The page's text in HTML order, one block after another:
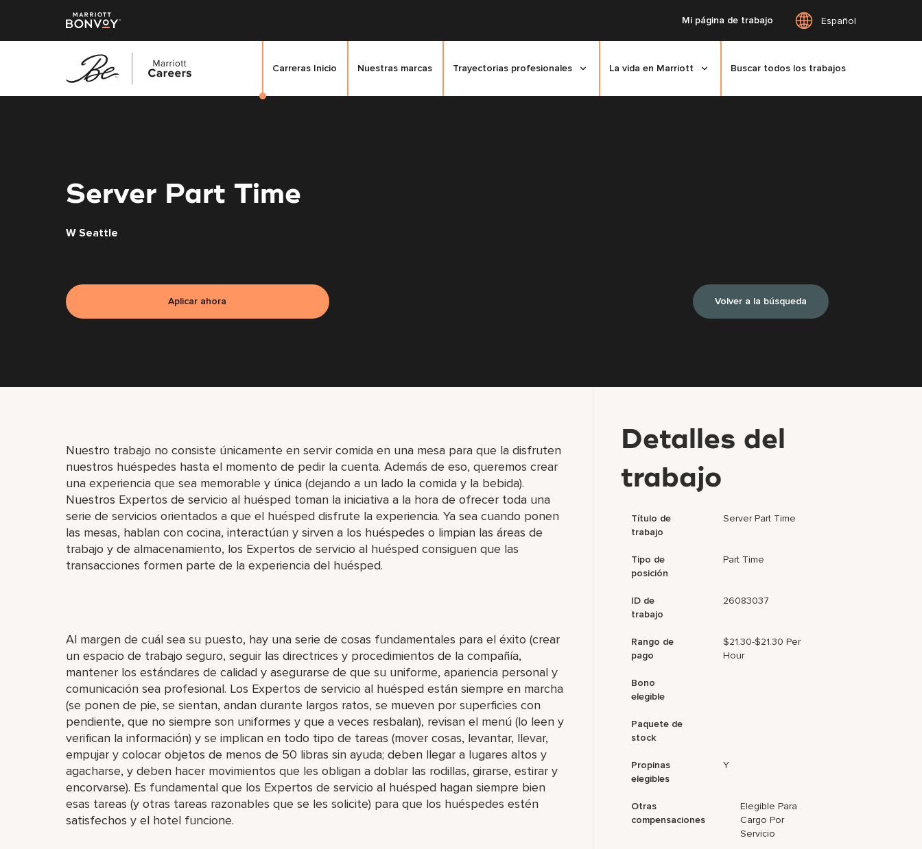
Mi página de trabajo Español
Carreras Inicio Nuestras marcas Trayectorias profesionales La vida en Marriott Buscar todos los trabajos
Server Part Time
W Seattle
Aplicar ahora Volver a la búsqueda
Nuestro trabajo no consiste únicamente en servir comida en una mesa para que la disfruten
nuestros huéspedes hasta el momento de pedir la cuenta. Además de eso, queremos crear
una experiencia que sea memorable y única (dejando a un lado la comida y la bebida).
Nuestros Expertos de servicio al huésped toman la iniciativa a la hora de ofrecer toda una
serie de servicios orientados a que el huésped disfrute la experiencia. Ya sea cuando ponen
las mesas, hablan con cocina, interactúan y sirven a los huéspedes o limpian las áreas de
trabajo y de almacenamiento, los Expertos de servicio al huésped consiguen que las
transacciones formen parte de la experiencia del huésped.
Al margen de cuál sea su puesto, hay una serie de cosas fundamentales para el éxito (crear
un espacio de trabajo seguro, seguir las directrices y procedimientos de la compañía,
mantener los estándares de calidad y asegurarse de que su uniforme, apariencia personal y
comunicación sea profesional. Los Expertos de servicio al huésped están siempre en marcha
(se ponen de pie, se sientan, andan durante largos ratos, se mueven por superficies con
pendiente, que no siempre son uniformes y que a veces resbalan), revisan el menú (lo leen y
verifican la información) y se implican en todo tipo de tareas (mover cosas, levantar, llevar,
empujar y colocar objetos de menos de 50 libras sin ayuda; deben llegar a lugares altos y
agacharse, y deben hacer movimientos que les obligan a doblar las rodillas, girarse, estirar y
encorvarse). Es fundamental que los Expertos de servicio al huésped hagan siempre bien
esas tareas (y otras tareas razonables que se les solicite) para que los huéspedes estén
satisfechos y el hotel funcione.
Detalles del
trabajo
Título de
trabajo
Server Part Time
Tipo de
posición
Part Time
ID de
trabajo
26083037
Rango de
pago
$21.30-$21.30 Per
Hour
Bono
elegible
Paquete de
stock
Propinas
elegibles
Y
Otras
compensaciones
Elegible Para
Cargo Por
Servicio